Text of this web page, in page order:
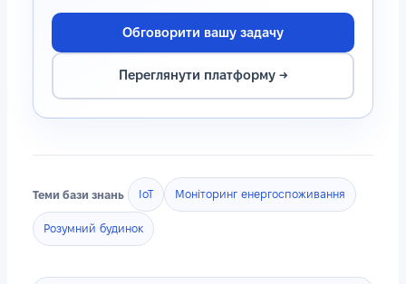
Обговорити вашу задачу
Переглянути платформу →
Теми бази знань IoT Моніторинг енергоспоживання
Розумний будинок